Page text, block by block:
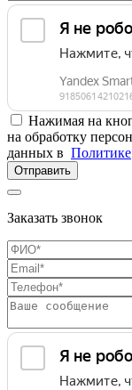
Нажимая на
на обработку
данных в Политике
Отправить
Заказать звонок